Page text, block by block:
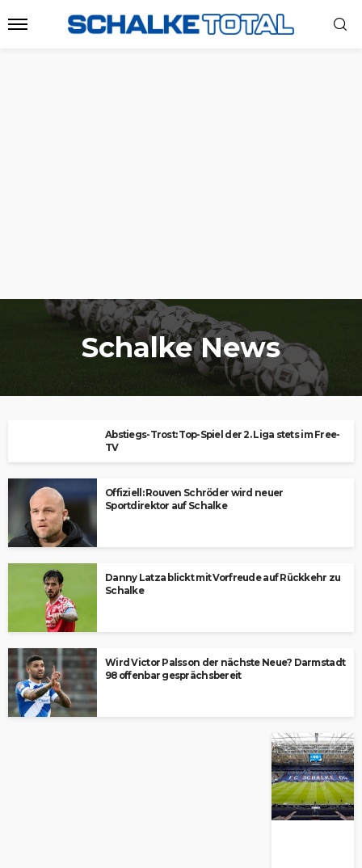
Schalke News
Abstiegs-Trost: Top-Spiel der 2. Liga stets im Free-
TV
Offiziell: Rouven Schröder wird neuer
Sportdirektor auf Schalke
Danny Latza blickt mit Vorfreude auf Rückkehr zu
Schalke
Wird Victor Palsson der nächste Neue? Darmstadt
98 offenbar gesprächsbereit